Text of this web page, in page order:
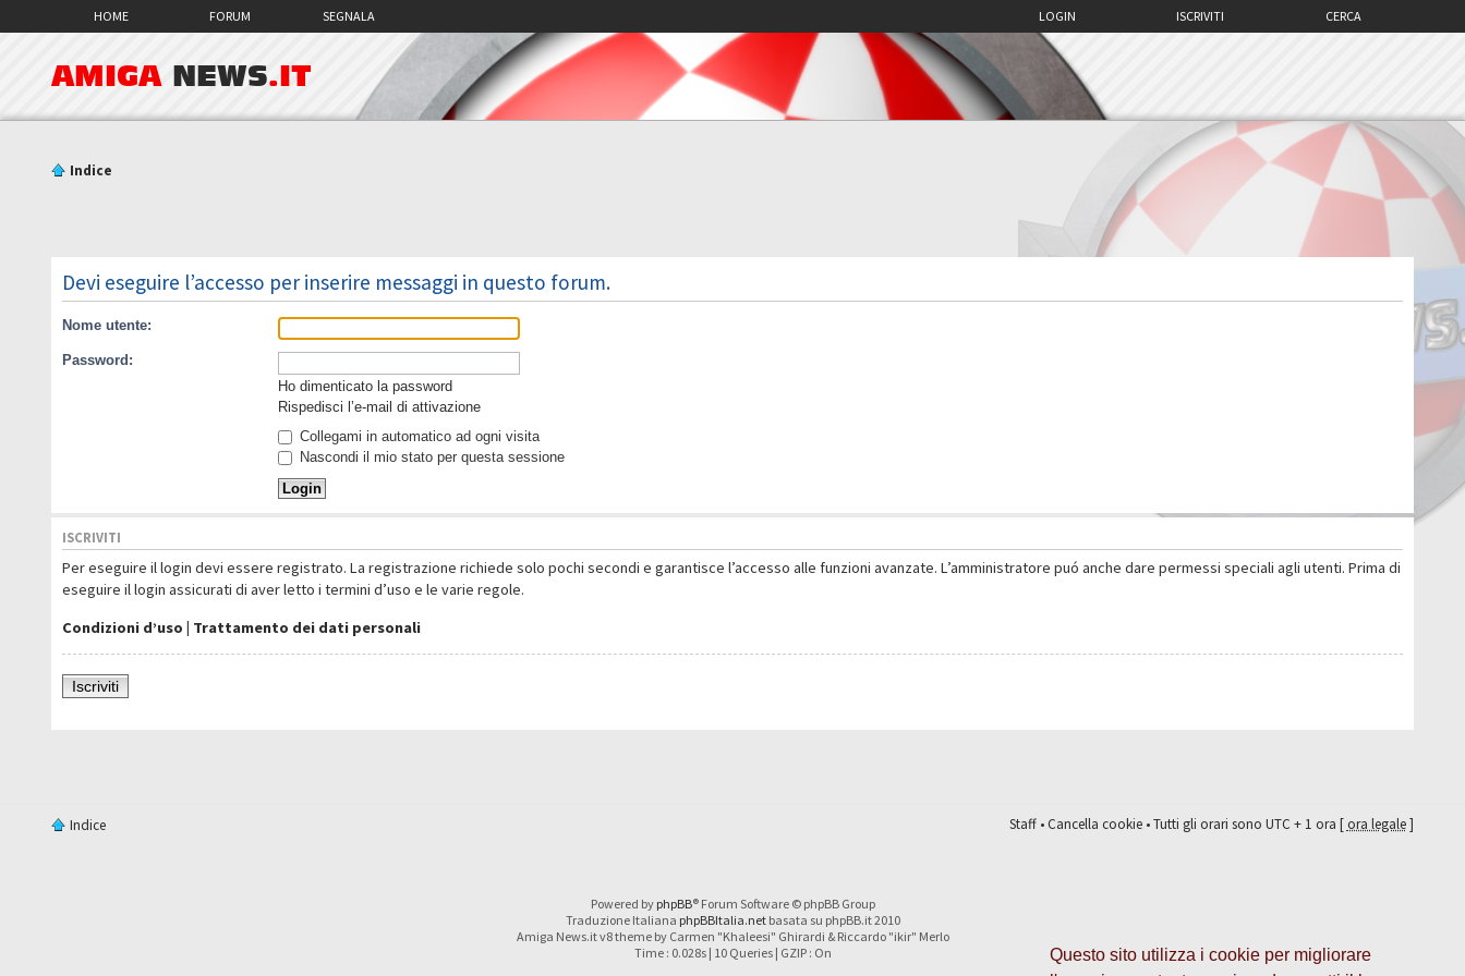
Questo sito utilizza i cookie per migliorare
HOME FORUM SEGNALA CERCA
ISCRIVITI
LOGIN
AMIGA NEWS.IT
Indice
Devi eseguire l’accesso per inserire messaggi in questo forum.
Nome utente:
Password:
Ho dimenticato la password
Rispedisci l’e-mail di attivazione
Collegami in automatico ad ogni visita
Nascondi il mio stato per questa sessione
ISCRIVITI
Per eseguire il login devi essere registrato. La registrazione richiede solo pochi secondi e garantisce l’accesso alle funzioni avanzate. L’amministratore puó anche dare permessi speciali agli utenti. Prima di
eseguire il login assicurati di aver letto i termini d’uso e le varie regole.
Condizioni d’uso | Trattamento dei dati personali
Iscriviti
Indice Staff•Cancella cookie• Tutti gli orari sono UTC + 1 ora [ora legale]
Powered by phpBB® Forum Software © phpBB Group
Traduzione Italiana phpBBItalia.netbasata su phpBB.it 2010
Amiga News.it v8 theme by Carmen "Khaleesi" Ghirardi & Riccardo "ikir" Merlo
Time : 0.028s | 10 Queries | GZIP : On